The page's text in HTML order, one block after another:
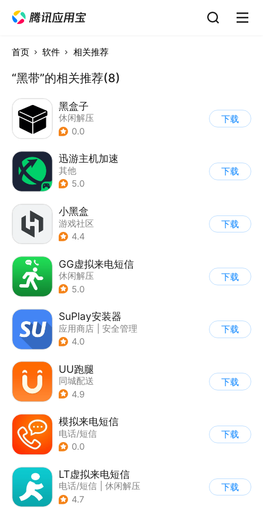
首页 软件 相关推荐
“黑带”的相关推荐(8)
黑盒子
休闲解压
0.0
下载
迅游主机加速
其他
5.0
下载
小黑盒
游戏社区
4.4
下载
GG虚拟来电短信
休闲解压
5.0
下载
SuPlay安装器
应用商店
安全管理
4.0
下载
UU跑腿
同城配送
4.9
下载
模拟来电短信
电话/短信
0.0
下载
LT虚拟来电短信
电话/短信
休闲解压
4.7
下载